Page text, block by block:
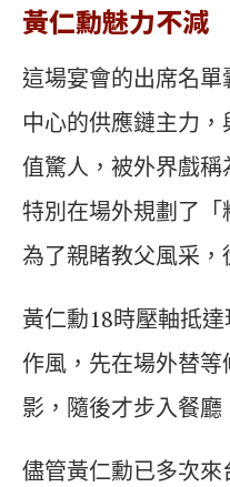
黃仁勳魅力不減
這場宴會的出席名
中心的供應鏈主力
值驚人，被外界戲
特別在場外規劃了
為了親睹教父風采，
黃仁勳18時壓軸抵
作風，先在場外替
影，隨後才步入餐廳
儘管黃仁勳已多次